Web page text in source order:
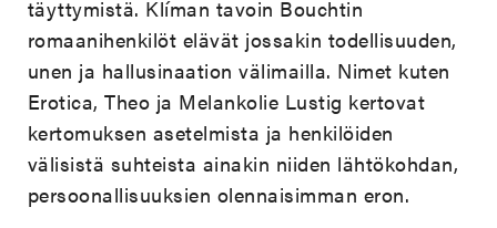
täyttymistä. Klíman tavoin Bouchtin
romaanihenkilöt elävät jossakin todellisuuden,
unen ja hallusinaation välimailla. Nimet kuten
Erotica, Theo ja Melankolie Lustig kertovat
kertomuksen asetelmista ja henkilöiden
välisistä suhteista ainakin niiden lähtökohdan,
persoonallisuuksien olennaisimman eron.